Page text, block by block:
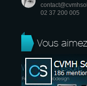
02 37 200 005
Vous